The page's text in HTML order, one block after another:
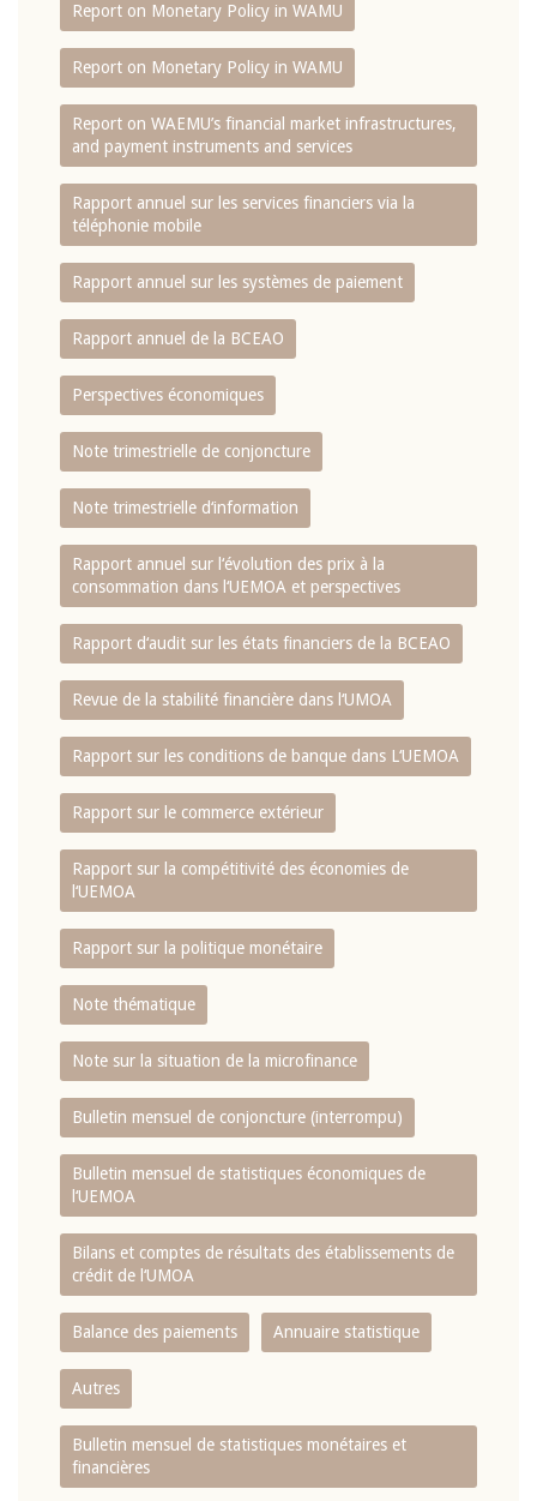
Report on Monetary Policy in WAMU
Report on Monetary Policy in WAMU
Report on WAEMU’s financial market infrastructures,
and payment instruments and services
Rapport annuel sur les services financiers via la
téléphonie mobile
Rapport annuel sur les systèmes de paiement
Rapport annuel de la BCEAO
Perspectives économiques
Note trimestrielle de conjoncture
Note trimestrielle d‘information
Rapport annuel sur l‘évolution des prix à la
consommation dans l‘UEMOA et perspectives
Rapport d‘audit sur les états financiers de la BCEAO
Revue de la stabilité financière dans l‘UMOA
Rapport sur les conditions de banque dans L‘UEMOA
Rapport sur le commerce extérieur
Rapport sur la compétitivité des économies de
l‘UEMOA
Rapport sur la politique monétaire
Note thématique
Note sur la situation de la microfinance
Bulletin mensuel de conjoncture (interrompu)
Bulletin mensuel de statistiques économiques de
l‘UEMOA
Bilans et comptes de résultats des établissements de
crédit de l‘UMOA
Balance des paiements Annuaire statistique
Autres
Bulletin mensuel de statistiques monétaires et
financières